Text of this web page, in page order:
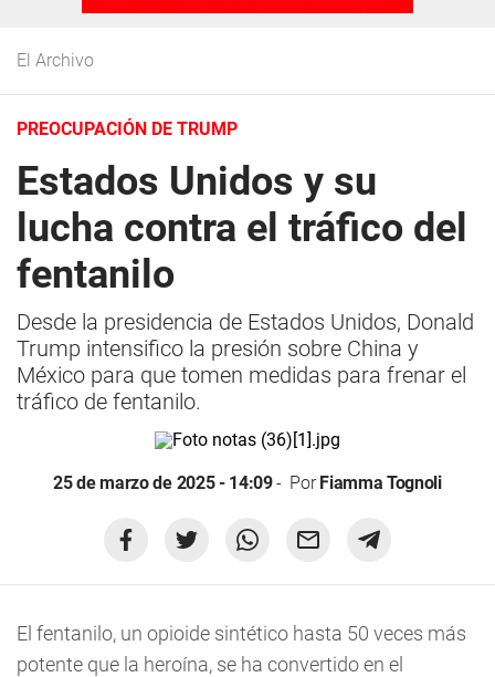
El Archivo
PREOCUPACIÓN DE TRUMP
Estados Unidos y su
lucha contra el tráfico del
fentanilo
Desde la presidencia de Estados Unidos, Donald
Trump intensifico la presión sobre China y
México para que tomen medidas para frenar el
tráfico de fentanilo.
25 de marzo de 2025 - 14:09 PorFiamma Tognoli
El fentanilo, un opioide sintético hasta 50 veces más
potente que la heroína, se ha convertido en el